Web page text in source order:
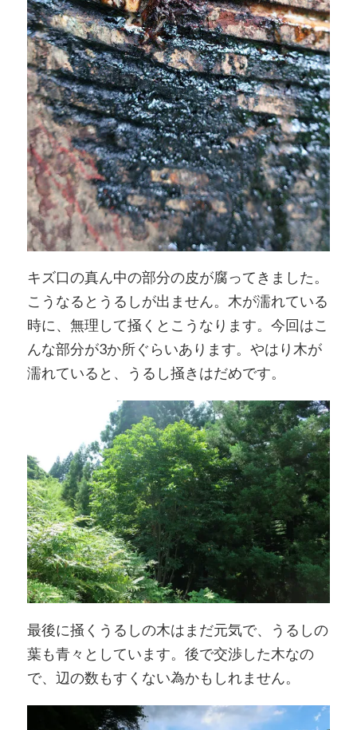
キズ口の真ん中の部分の皮が腐ってきました。
こうなるとうるしが出ません。木が濡れている
時に、無理して掻くとこうなります。今回はこ
んな部分が3か所ぐらいあります。やはり木が
濡れていると、うるし掻きはだめです。
最後に掻くうるしの木はまだ元気で、うるしの
葉も青々としています。後で交渉した木なの
で、辺の数もすくない為かもしれません。